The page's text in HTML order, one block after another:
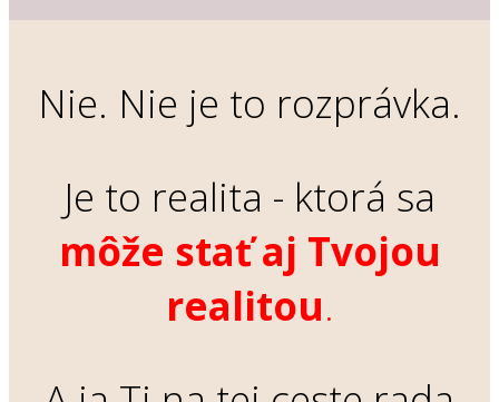
Nie. Nie je to rozprávka.
Je to realita - ktorá sa
môže stať aj Tvojou
realitou.